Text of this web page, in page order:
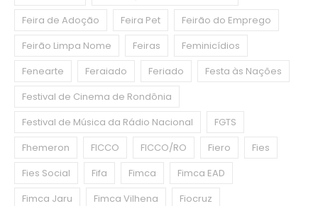
Feira de Adoção
Feira Pet
Feirão do Emprego
Feirão Limpa Nome
Feiras
Feminicídios
Fenearte
Feraiado Feriado
Festa às Nações
Festival de Cinema de Rondônia
Festival de Música da Rádio Nacional
FGTS
Fhemeron
FICCO FICCO/RO Fiero
Fies
Fies Social
Fifa Fimca
Fimca EAD
Fimca Jaru
Fimca Vilhena
Fiocruz